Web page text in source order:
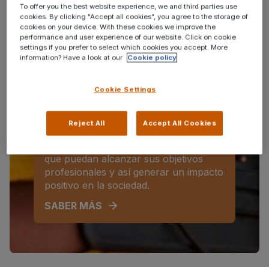
permitan convertirse en las
organizaciones que aspiran ser.
SABER MÁS
Para candidatos
acompañamos a personas con
discapacidad y otros colectivos con
que puedan alcanzar sus objetivos
profesionales y así generar un impacto
positivo en la sociedad.
SABER MÁS
To offer you the best website experience, we and third parties use
cookies. By clicking "Accept all cookies", you agree to the storage of
cookies on your device. With these cookies we improve the
performance and user experience of our website. Click on cookie
settings if you prefer to select which cookies you accept. More
information? Have a look at our
Cookie policy
Cookie Settings
Reject All Accept All Cookies